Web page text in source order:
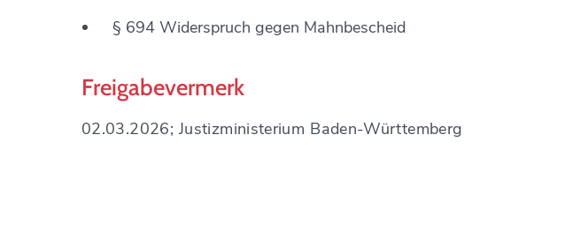
§ 694 Widerspruch gegen Mahnbescheid
Freigabevermerk
02.03.2026; Justizministerium Baden-Württemberg